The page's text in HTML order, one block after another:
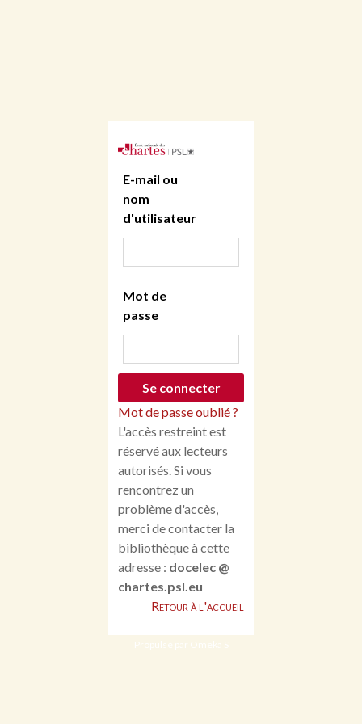
E-mail ou
nom
d'utilisateur
Mot de
passe
Mot de passe oublié ?
L'accès restreint est
réservé aux lecteurs
autorisés. Si vous
rencontrez un
problème d'accès,
merci de contacter la
bibliothèque à cette
adresse : docelec @
chartes.psl.eu
Retour à l'accueil
Propulsé par Omeka S